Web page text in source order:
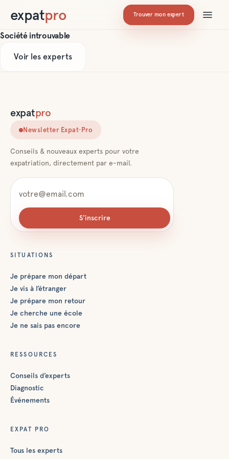
expatpro Trouver mon expert
Société introuvable
Voir les experts
expatpro
Newsletter Expat·Pro
Conseils & nouveaux experts pour votre
expatriation, directement par e-mail.
S'inscrire
SITUATIONS
Je prépare mon départ
Je vis à l’étranger
Je prépare mon retour
Je cherche une école
Je ne sais pas encore
RESSOURCES
Conseils d’experts
Diagnostic
Événements
EXPAT PRO
Tous les experts